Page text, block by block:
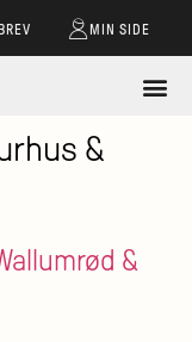
MIN SIDE
&
&